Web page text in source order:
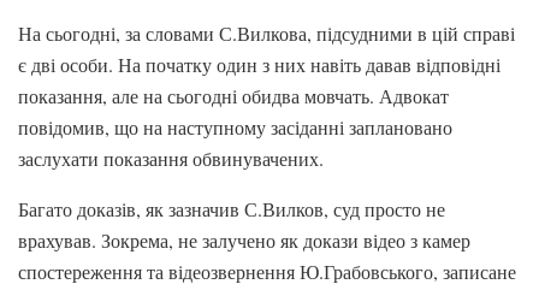
На сьогодні, за словами С.Вилкова, підсудними в цій справі
є дві особи. На початку один з них навіть давав відповідні
показання, але на сьогодні обидва мовчать. Адвокат
повідомив, що на наступному засіданні заплановано
заслухати показання обвинувачених.
Багато доказів, як зазначив С.Вилков, суд просто не
врахував. Зокрема, не залучено як докази відео з камер
спостереження та відеозвернення Ю.Грабовського, записане